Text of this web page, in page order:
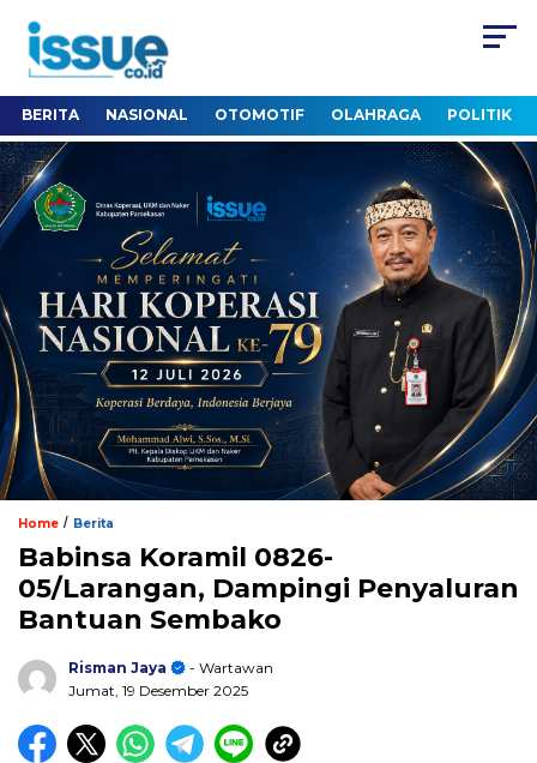
BERITA NASIONAL OTOMOTIF OLAHRAGA POLITIK
Home / Berita
Babinsa Koramil 0826-
05/Larangan, Dampingi Penyaluran
Bantuan Sembako
Risman Jaya
- Wartawan
Jumat, 19 Desember 2025